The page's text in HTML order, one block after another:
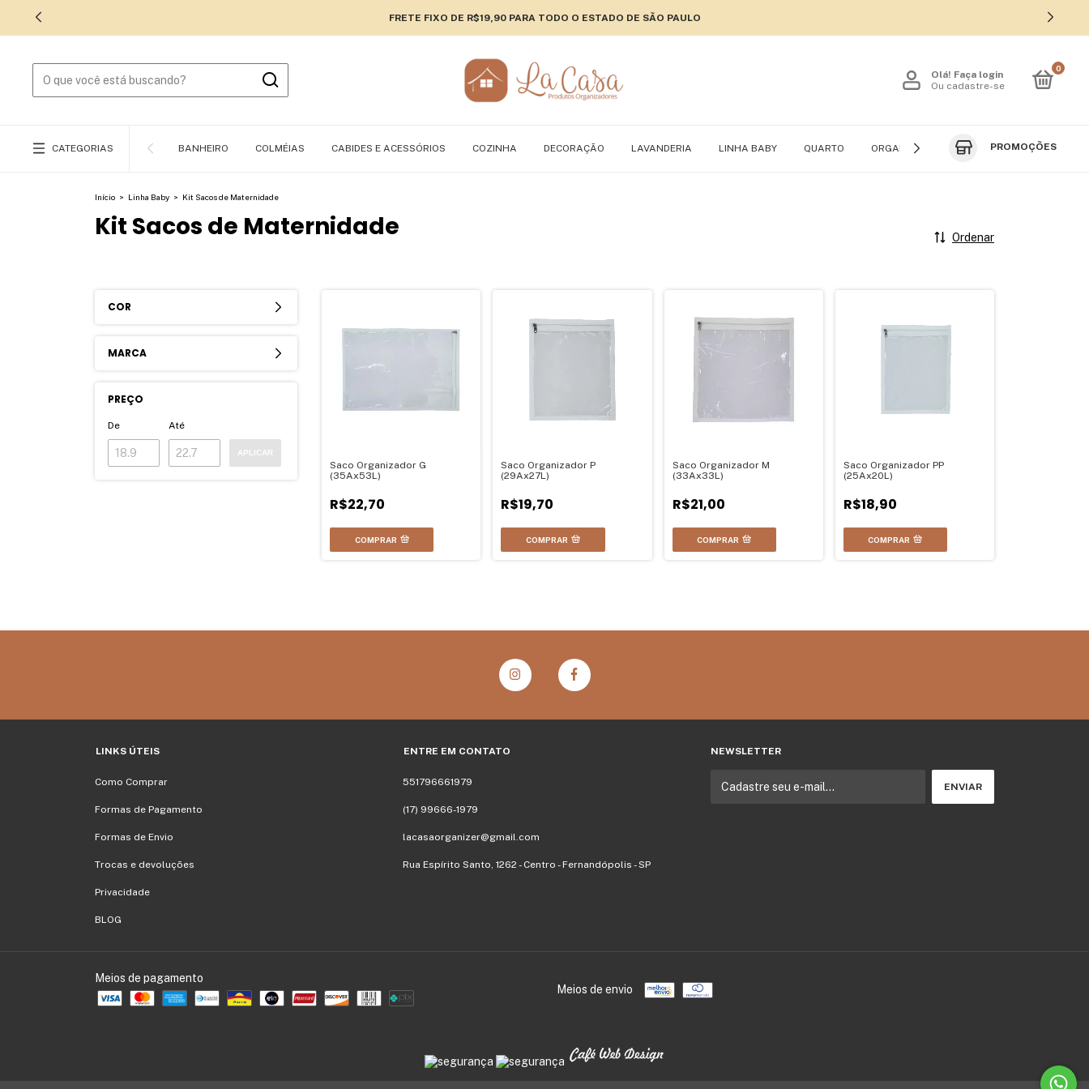
FRETE FIXO DE R$19,90 PARA TODO O ESTADO DE SÃO PAULO
Olá! Faça login
Ou cadastre-se
0
CATEGORIAS BANHEIRO COLMÉIAS CABIDES E ACESSÓRIOS COZINHA DECORAÇÃO LAVANDERIA LINHA BABY QUARTO ORGANIZADORES DE VIAGEM ROUPEIRO
PROMOÇÕES
Início > Linha Baby > Kit Sacos de Maternidade
Kit Sacos de Maternidade Ordenar
COR
MARCA
PREÇO
De Até
APLICAR
Saco Organizador G
(35Ax53L)
R$22,70
COMPRAR
Saco Organizador P
(29Ax27L)
R$19,70
COMPRAR
Saco Organizador M
(33Ax33L)
R$21,00
COMPRAR
Saco Organizador PP
(25Ax20L)
R$18,90
COMPRAR
LINKS ÚTEIS
Como Comprar
Formas de Pagamento
Formas de Envio
Trocas e devoluções
Privacidade
BLOG
ENTRE EM CONTATO
551796661979
(17) 99666-1979
lacasaorganizer@gmail.com
Rua Espírito Santo, 1262 - Centro - Fernandópolis - SP
NEWSLETTER
Meios de pagamento
Meios de envio